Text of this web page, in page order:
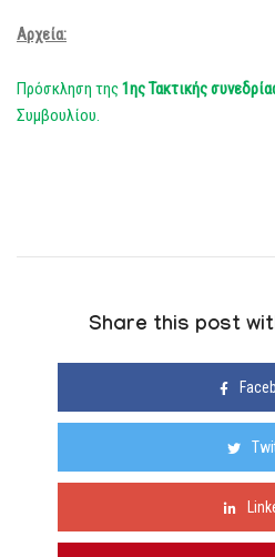
Αρχεία:
Πρόσκληση της1ης Τακτικής
Συμβουλίου.
Share this post